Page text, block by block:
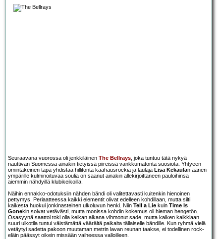
Seuraavana vuorossa oli jenkkiläinen The Bellrays, joka tuntuu tätä nykyä
nauttivan Suomessa ainakin tietyissä piireissä vankkumatonta suosiota. Yhtyeen
omintakeinen tapa yhdistää hillitöntä kaahausrockia ja laulaja Lisa Kekaulan äänen
ympärille kulminoituvaa soulia on saanut ainakin allekirjoittaneen pauloihinsa
aiemmin nähdyillä klubikeikoilla.
Näihin ennakko-odotuksiin nähden bändi oli valitettavasti kuitenkin hienoinen
pettymys. Periaatteessa kaikki elementit olivat edelleen kohdillaan, mutta silti
kaikesta huokui jonkinasteinen ulkoluvun henki. Niin Tell a Lie kuin Time Is
Gonekin soivat vetävästi, mutta monissa kohdin kokemus oli hieman hengetön.
Osasyynä saattoi toki olla keikan aikana vihmonut sade, mutta kaiken kaikkiaan
suuri ulkotila tuntui väistämättä väärältä paikalta tällaiselle bändille. Kun ryhmä vielä
vetäytyi sadetta pakoon muutaman metrin lavan reunan taakse, ei todellinen rock-
eläin päässyt oikein missään vaiheessa valloilleen.